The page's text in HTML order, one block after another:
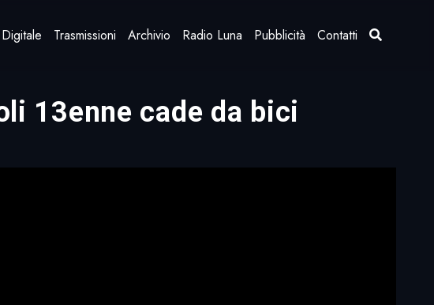
Digitale Trasmissioni Archivio Radio Luna Pubblicità Contatti
13enne cade da bici